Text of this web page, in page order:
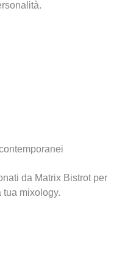
da Matrix Bistrot per
tua mixology.